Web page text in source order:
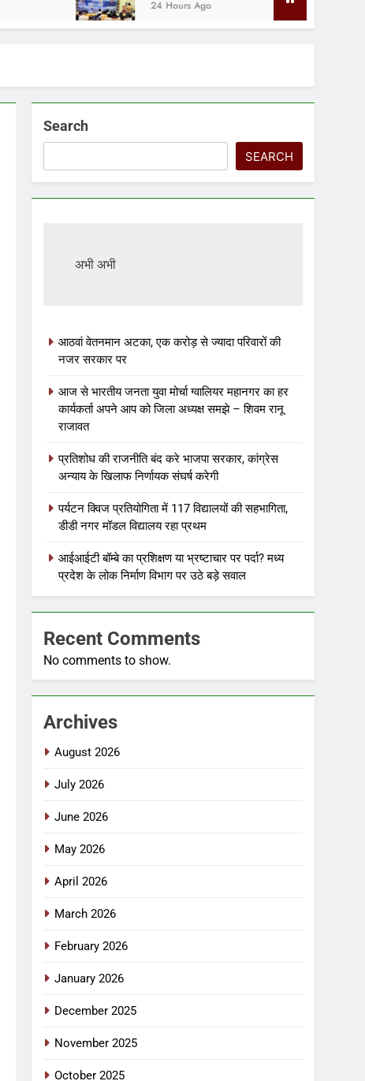
24 Hours Ago
Search
SEARCH
अभी अभी
आठवां वेतनमान अटका, एक करोड़ से ज्यादा परिवारों की
नजर सरकार पर
आज से भारतीय जनता युवा मोर्चा ग्वालियर महानगर का हर
कार्यकर्ता अपने आप को जिला अध्यक्ष समझे – शिवम रानू
राजावत
प्रतिशोध की राजनीति बंद करे भाजपा सरकार, कांग्रेस
अन्याय के खिलाफ निर्णायक संघर्ष करेगी
पर्यटन क्विज प्रतियोगिता में 117 विद्यालयों की सहभागिता,
डीडी नगर मॉडल विद्यालय रहा प्रथम
आईआईटी बॉम्बे का प्रशिक्षण या भ्रष्टाचार पर पर्दा? मध्य
प्रदेश के लोक निर्माण विभाग पर उठे बड़े सवाल
Recent Comments
No comments to show.
Archives
August 2026
July 2026
June 2026
May 2026
April 2026
March 2026
February 2026
January 2026
December 2025
November 2025
October 2025